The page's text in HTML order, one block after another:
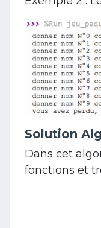
Solution
Dans cet
fonctions et